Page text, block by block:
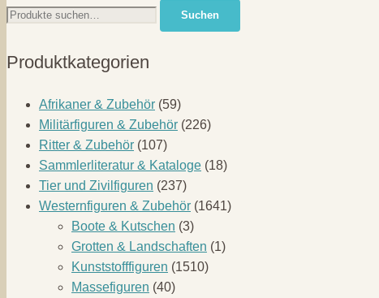
Suche
Suchen
Produktkategorien
Afrikaner & Zubehör (59)
Militärfiguren & Zubehör (226)
Ritter & Zubehör (107)
Sammlerliteratur & Kataloge (18)
Tier und Zivilfiguren (237)
Westernfiguren & Zubehör (1641)
Boote & Kutschen (3)
Grotten & Landschaften (1)
Kunststofffiguren (1510)
Massefiguren (40)